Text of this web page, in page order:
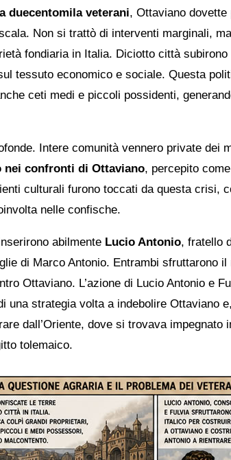
duecentomila veterani, Ottaviano dovette
Non si trattò di interventi marginali,
fondiaria in Italia. Diciotto città
tessuto economico e sociale. Questa
ceti medi e piccoli possidenti,
Intere comunità vennero private dei
confronti di Ottaviano, percepito
culturali furono toccati da questa crisi,
nelle confische.
abilmente Lucio Antonio, fratello
di Marco Antonio. Entrambi sfruttarono
Ottaviano. L’azione di Lucio Antonio e
una strategia volta a indebolire Ottaviano
dall’Oriente, dove si trovava impegnato
tolemaico.